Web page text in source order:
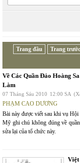
Trang đầu Trang trước
Về Các Quần Đảo Hoàng
Làm
07 Tháng Sáu 2010 12:00 SA
PHẠM CAO DƯƠNG
Bài này được viết sau khi vụ
Mỹ ghi chú không đúng về
sửa lại của tổ chức này.
Việt